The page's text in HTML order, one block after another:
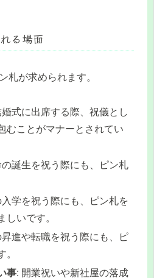
る場面
札が求められます。
婚式に出席する際、祝儀とし
むことがマナーとされてい
の誕生を祝う際にも、ピン札
学を祝う際にも、ピン札を
しいです。
昇進や転職を祝う際にも、ピ
。
事: 開業祝いや新社屋の落成